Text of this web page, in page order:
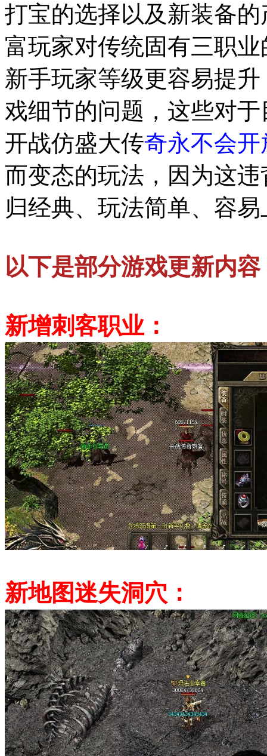
打宝的选择以及新装备
富玩家对传统固有三职
新手玩家等级更容易提
戏细节的问题，这些对
开战仿盛大传奇永不会
而变态的玩法，因为这
归经典、玩法简单、容
以下是部分游戏更新内容
新增刺客职业：
新地图迷失洞穴：